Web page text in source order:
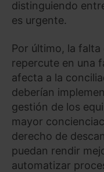
distinguiendo
es urgente.
Por último, la
repercute en una
afecta a la
deberían
gestión de los
mayor
derecho de
puedan rendir
automatizar